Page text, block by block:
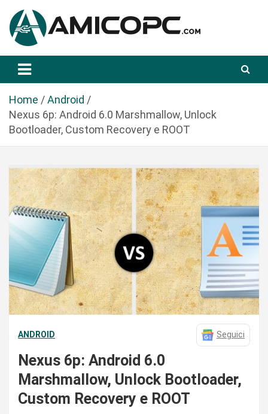
a
Amicopc.com
Home
Android
Nexus 6p: Android 6.0 Marshmallow, Unlock
Bootloader, Custom Recovery e ROOT
ANDROID Seguici
Nexus 6p: Android 6.0
Marshmallow, Unlock Bootloader,
Custom Recovery e ROOT